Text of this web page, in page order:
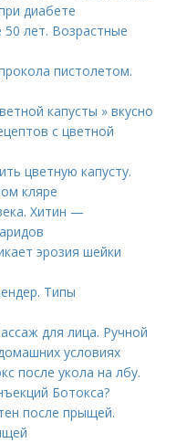
диабете
лет. Возрастные
пистолетом.
капусты » вкусно
с цветной
цветную капусту.
кляре
Хитин —
эрозия шейки
Типы
для лица. Ручной
условиях
после укола на лбу.
Ботокса?
после прыщей.